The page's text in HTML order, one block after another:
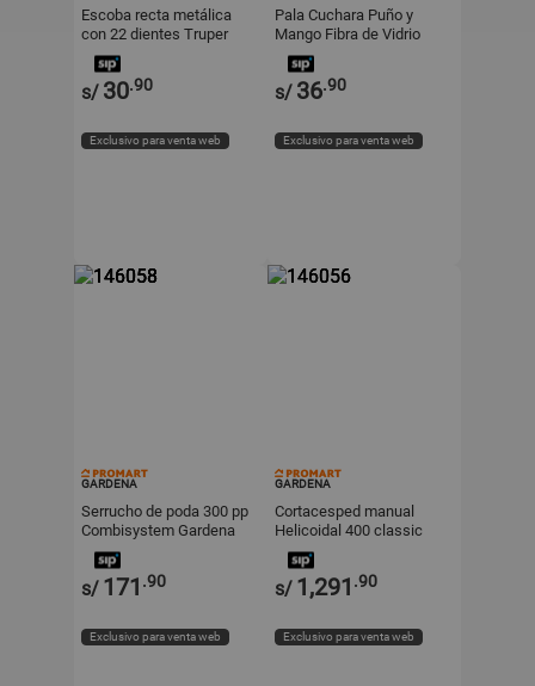
Escoba recta metálica
con 22 dientes Truper
s/ 30.90
Exclusivo para venta web
Pala Cuchara Puño y
Mango Fibra de Vidrio
Truper
s/ 36.90
Exclusivo para venta web
GARDENA
Serrucho de poda 300 pp
Combisystem Gardena
s/ 171 .90
Exclusivo para venta web
GARDENA
Cortacesped manual
Helicoidal 400 classic
Gardena
s/ 1,291 .90
Exclusivo para venta web